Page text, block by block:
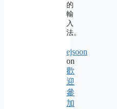
的
輸
入
法。
ejsoon
on
歡
迎
參
加